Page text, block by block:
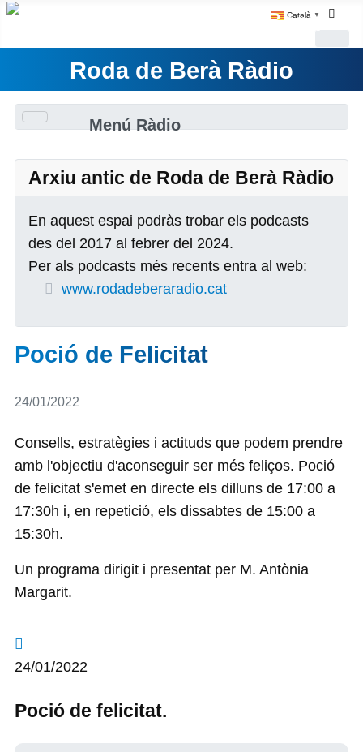
Català ▼
Roda de Berà Ràdio
Menú Ràdio
Arxiu antic de Roda de Berà Ràdio
En aquest espai podràs trobar els podcasts
des del 2017 al febrer del 2024.
Per als podcasts més recents entra al web:
www.rodadeberaradio.cat
Poció de Felicitat
Detalls
24/01/2022
Consells, estratègies i actituds que podem prendre
amb l'objectiu d'aconseguir ser més feliços. Poció
de felicitat s'emet en directe els dilluns de 17:00 a
17:30h i, en repetició, els dissabtes de 15:00 a
15:30h.
Un programa dirigit i presentat per M. Antònia
Margarit.
24/01/2022
Poció de felicitat.